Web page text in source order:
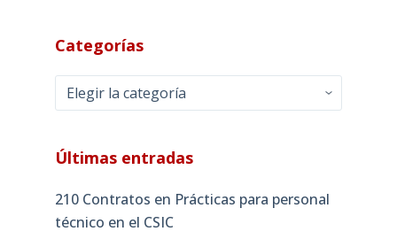
Categorías
Categorías
Últimas entradas
210 Contratos en Prácticas para personal
técnico en el CSIC